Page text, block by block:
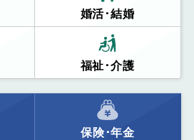
婚活･結婚
福祉･介護
保険･年金